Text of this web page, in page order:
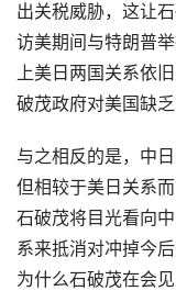
出关税威胁，这让
访美期间与特朗普
上美日两国关系依
破茂政府对美国缺乏
与之相反的是，中
但相较于美日关系
石破茂将目光看向
系来抵消对冲掉今
为什么石破茂在会